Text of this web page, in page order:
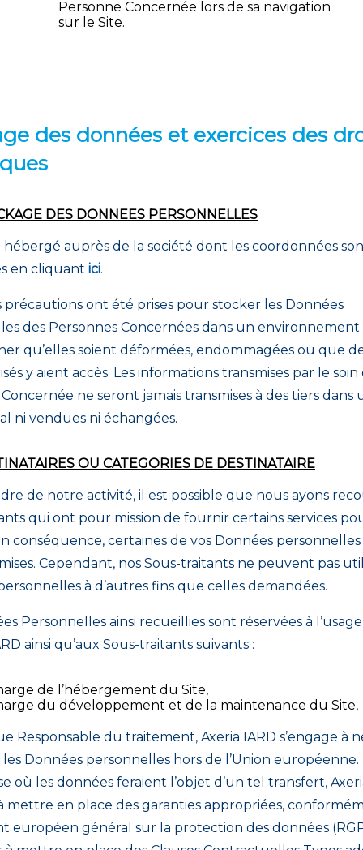
Personne Concernée lors de sa navigation
sur le Site.
des données et exercices des
DES DONNEES PERSONNELLES
hébergé auprès de la société dont les coordonnées
en cliquant ici.
précautions ont été prises pour stocker les Données
des Personnes Concernées dans un environnement
qu’elles soient déformées, endommagées ou que
y aient accès. Les informations transmises par le soin
ne seront jamais transmises à des tiers dans
ni vendues ni échangées.
OU CATEGORIES DE DESTINATAIRE
de notre activité, il est possible que nous ayons
qui ont pour mission de fournir certains services
conséquence, certaines de vos Données
Cependant, nos Sous-traitants ne peuvent pas
à d’autres fins que celles demandées.
Personnelles ainsi recueillies sont réservées à
ainsi qu’aux Sous-traitants suivants :
de l’hébergement du Site,
du développement et de la maintenance du Site,
Responsable du traitement, Axeria IARD s’engage à
Données personnelles hors de l’Union européenne.
où les données feraient l’objet d’un tel transfert,
mettre en place des garanties appropriées,
européen général sur la protection des données